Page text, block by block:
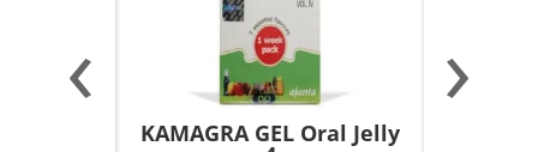
KAMAGRA GEL Oral Jelly
‹ ›